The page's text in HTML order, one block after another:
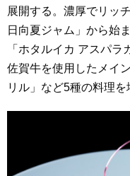
展開する。濃厚でリッ
日向夏ジャム」から始
「ホタルイカ アスパ
佐賀牛を使用したメイ
リル」など5種の料理を